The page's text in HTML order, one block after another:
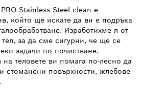
Stainless Steel clean е
който ще искате да ви е подръка
Изработихме я от
за да сме сигурни, че ще се
задачи по почистване.
на теловете ви помага по-лесно да
стоманени повърхности, жлебове